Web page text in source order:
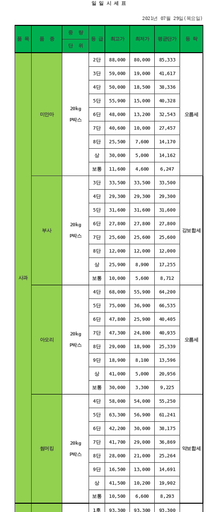
일 일 시 세 표
2021년 07월 29일(목요일)
품 목 품 종
중 량
등 급
최고가 최저가 평균단가
등 락
단 위
사과
미안마
20kg
P박스
2단 88,000 80,000 85,333
오름세
3단 59,000 19,000 41,617
4단 50,000 18,500 38,336
5단 55,900 15,000 40,328
6단 48,000 13,200 32,543
7단 40,600 10,000 27,457
8단 25,500 7,600 14,170
상 30,000 5,000 14,162
보통 11,600 4,600 6,247
부사
20kg
P박스
3단 33,500 33,500 33,500
강보합세
4단 29,300 29,300 29,300
5단 31,600 31,600 31,600
6단 27,800 27,800 27,800
7단 25,600 25,600 25,600
8단 12,000 12,000 12,000
상 25,900 8,900 17,255
보통 10,000 5,600 8,712
아오리
20kg
P박스
4단 68,000 55,900 64,200
오름세
5단 75,000 36,900 66,535
6단 47,800 25,900 40,405
7단 47,300 24,800 40,935
8단 29,000 18,900 25,339
9단 18,900 8,100 13,596
상 41,000 5,000 20,956
보통 30,000 3,300 9,225
썸머킹
20kg
P박스
4단 58,000 54,000 55,250
약보합세
5단 63,300 56,900 61,241
6단 42,200 30,000 38,175
7단 41,700 29,000 36,869
8단 28,000 21,000 25,264
9단 16,500 13,000 14,691
상 41,500 10,200 19,902
보통 10,500 6,600 8,293
1후 93,300 93,300 93,300